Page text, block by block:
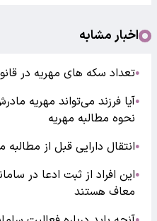
اخبار مشابه
●تعداد سکه های مهریه در
●آیا فرزند می‌تواند مهریه
نحوه مطالبه مهریه
●انتقال دارایی قبل از
●این افراد از ثبت ادعا در
معاف هستند